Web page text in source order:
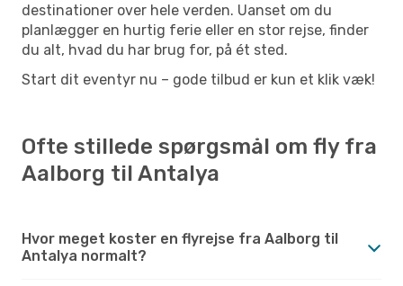
destinationer over hele verden. Uanset om du
planlægger en hurtig ferie eller en stor rejse, finder
du alt, hvad du har brug for, på ét sted.
Start dit eventyr nu – gode tilbud er kun et klik væk!
Ofte stillede spørgsmål om fly fra
Aalborg til Antalya
Hvor meget koster en flyrejse fra Aalborg til
Antalya normalt?